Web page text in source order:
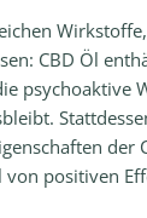
CBD Öl
psychoaktive
der
von positiven